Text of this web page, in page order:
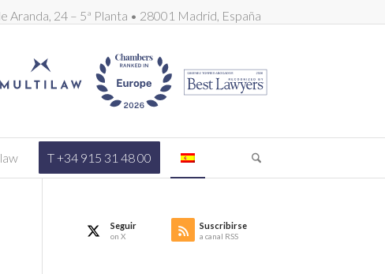
Aranda, 24 – 5ª Planta • 28001 Madrid, España
T +34 915 31 48 00
Seguir
on X
Suscribirse
a canal RSS